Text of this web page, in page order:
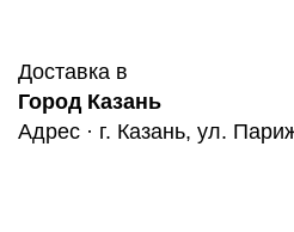
Доставка в
Город Казань
Адрес · г. Казань, ул.